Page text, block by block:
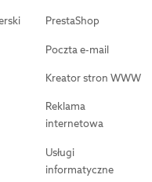
PrestaShop
Poczta e-mail
Kreator stron WWW
Reklama
internetowa
Usługi
informatyczne